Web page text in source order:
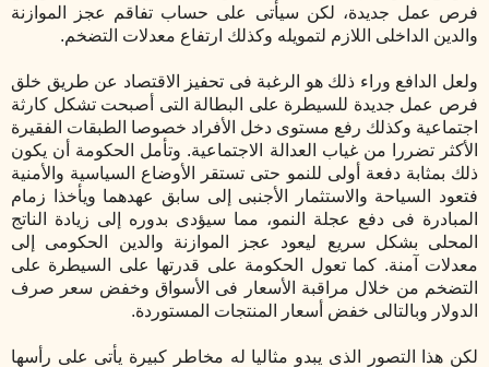
فرص عمل جديدة، لكن سيأتى على حساب تفاقم عجز الموازنة
والدين الداخلى اللازم لتمويله وكذلك ارتفاع معدلات التضخم.
ولعل الدافع وراء ذلك هو الرغبة فى تحفيز الاقتصاد عن طريق خلق
فرص عمل جديدة للسيطرة على البطالة التى أصبحت تشكل كارثة
اجتماعية وكذلك رفع مستوى دخل الأفراد خصوصا الطبقات الفقيرة
الأكثر تضررا من غياب العدالة الاجتماعية. وتأمل الحكومة أن يكون
ذلك بمثابة دفعة أولى للنمو حتى تستقر الأوضاع السياسية والأمنية
فتعود السياحة والاستثمار الأجنبى إلى سابق عهدهما ويأخذا زمام
المبادرة فى دفع عجلة النمو، مما سيؤدى بدوره إلى زيادة الناتج
المحلى بشكل سريع ليعود عجز الموازنة والدين الحكومى إلى
معدلات آمنة. كما تعول الحكومة على قدرتها على السيطرة على
التضخم من خلال مراقبة الأسعار فى الأسواق وخفض سعر صرف
الدولار وبالتالى خفض أسعار المنتجات المستوردة.
لكن هذا التصور الذى يبدو مثاليا له مخاطر كبيرة يأتى على رأسها